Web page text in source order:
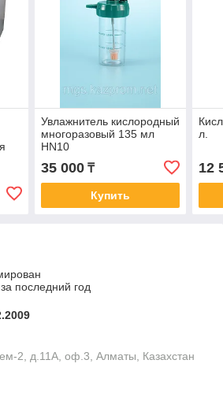
Увлажнитель кислородный
многоразовый 135 мл
HN10
35 000₸
Купить
л.
12
последний год
2, д.11А, оф.3, Алматы, Казахстан